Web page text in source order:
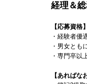
経理＆
【応募資格】
・経験者優
・男女とも
・専門卒以
【あればな